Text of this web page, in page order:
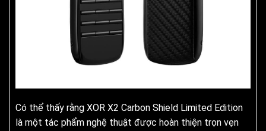
Có thể thấy rằng XOR X2 Carbon Shield Limited Edition
là một tác phẩm nghệ thuật được hoàn thiện trọn vẹn